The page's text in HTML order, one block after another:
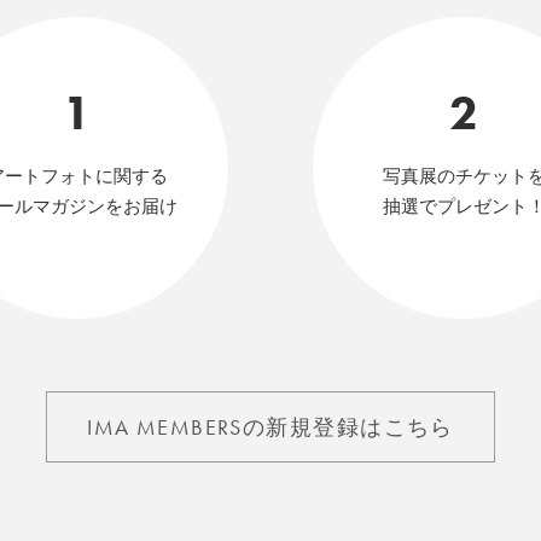
1
ートフォトに関する
ルマガジンをお届け
2
写真展のチケット
抽選でプレゼント
IMA MEMBERSの新規登録はこちら